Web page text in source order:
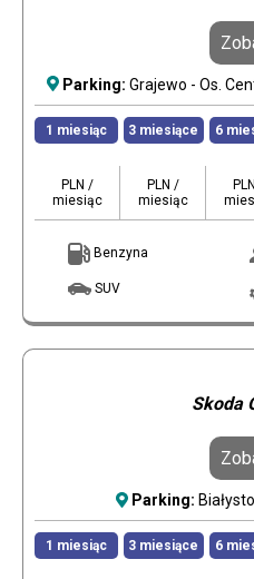
Parking: Grajewo - Os.
1 miesiąc 3 miesiące 6
PLN /
miesiąc
PLN /
miesiąc
Benzyna
SUV
Skoda
Parking:
1 miesiąc 3 miesiące 6